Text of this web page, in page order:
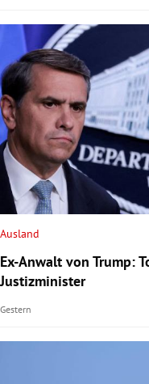
Ausland
Ex-Anwalt von Trump:
Justizminister
Gestern